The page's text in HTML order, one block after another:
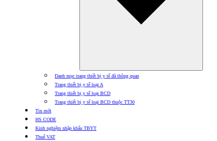
Danh mục trang thiết bị y tế đã thông quan
Trang thiết bị y tế loại A
Trang thiết bị y tế loại BCD
Trang thiết bị y tế loại BCD thuộc TT30
Tin mới
HS CODE
Kinh nghiệm nhập khẩu TBYT
Thuế VAT